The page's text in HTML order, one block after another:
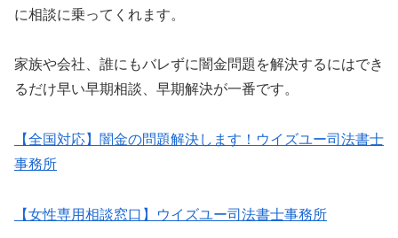
に相談に乗ってくれます。
家族や会社、誰にもバレずに闇金問題を解決するにはでき
るだけ早い早期相談、早期解決が一番です。
【全国対応】闇金の問題解決します！ウイズユー司法書士
事務所
【女性専用相談窓口】ウイズユー司法書士事務所